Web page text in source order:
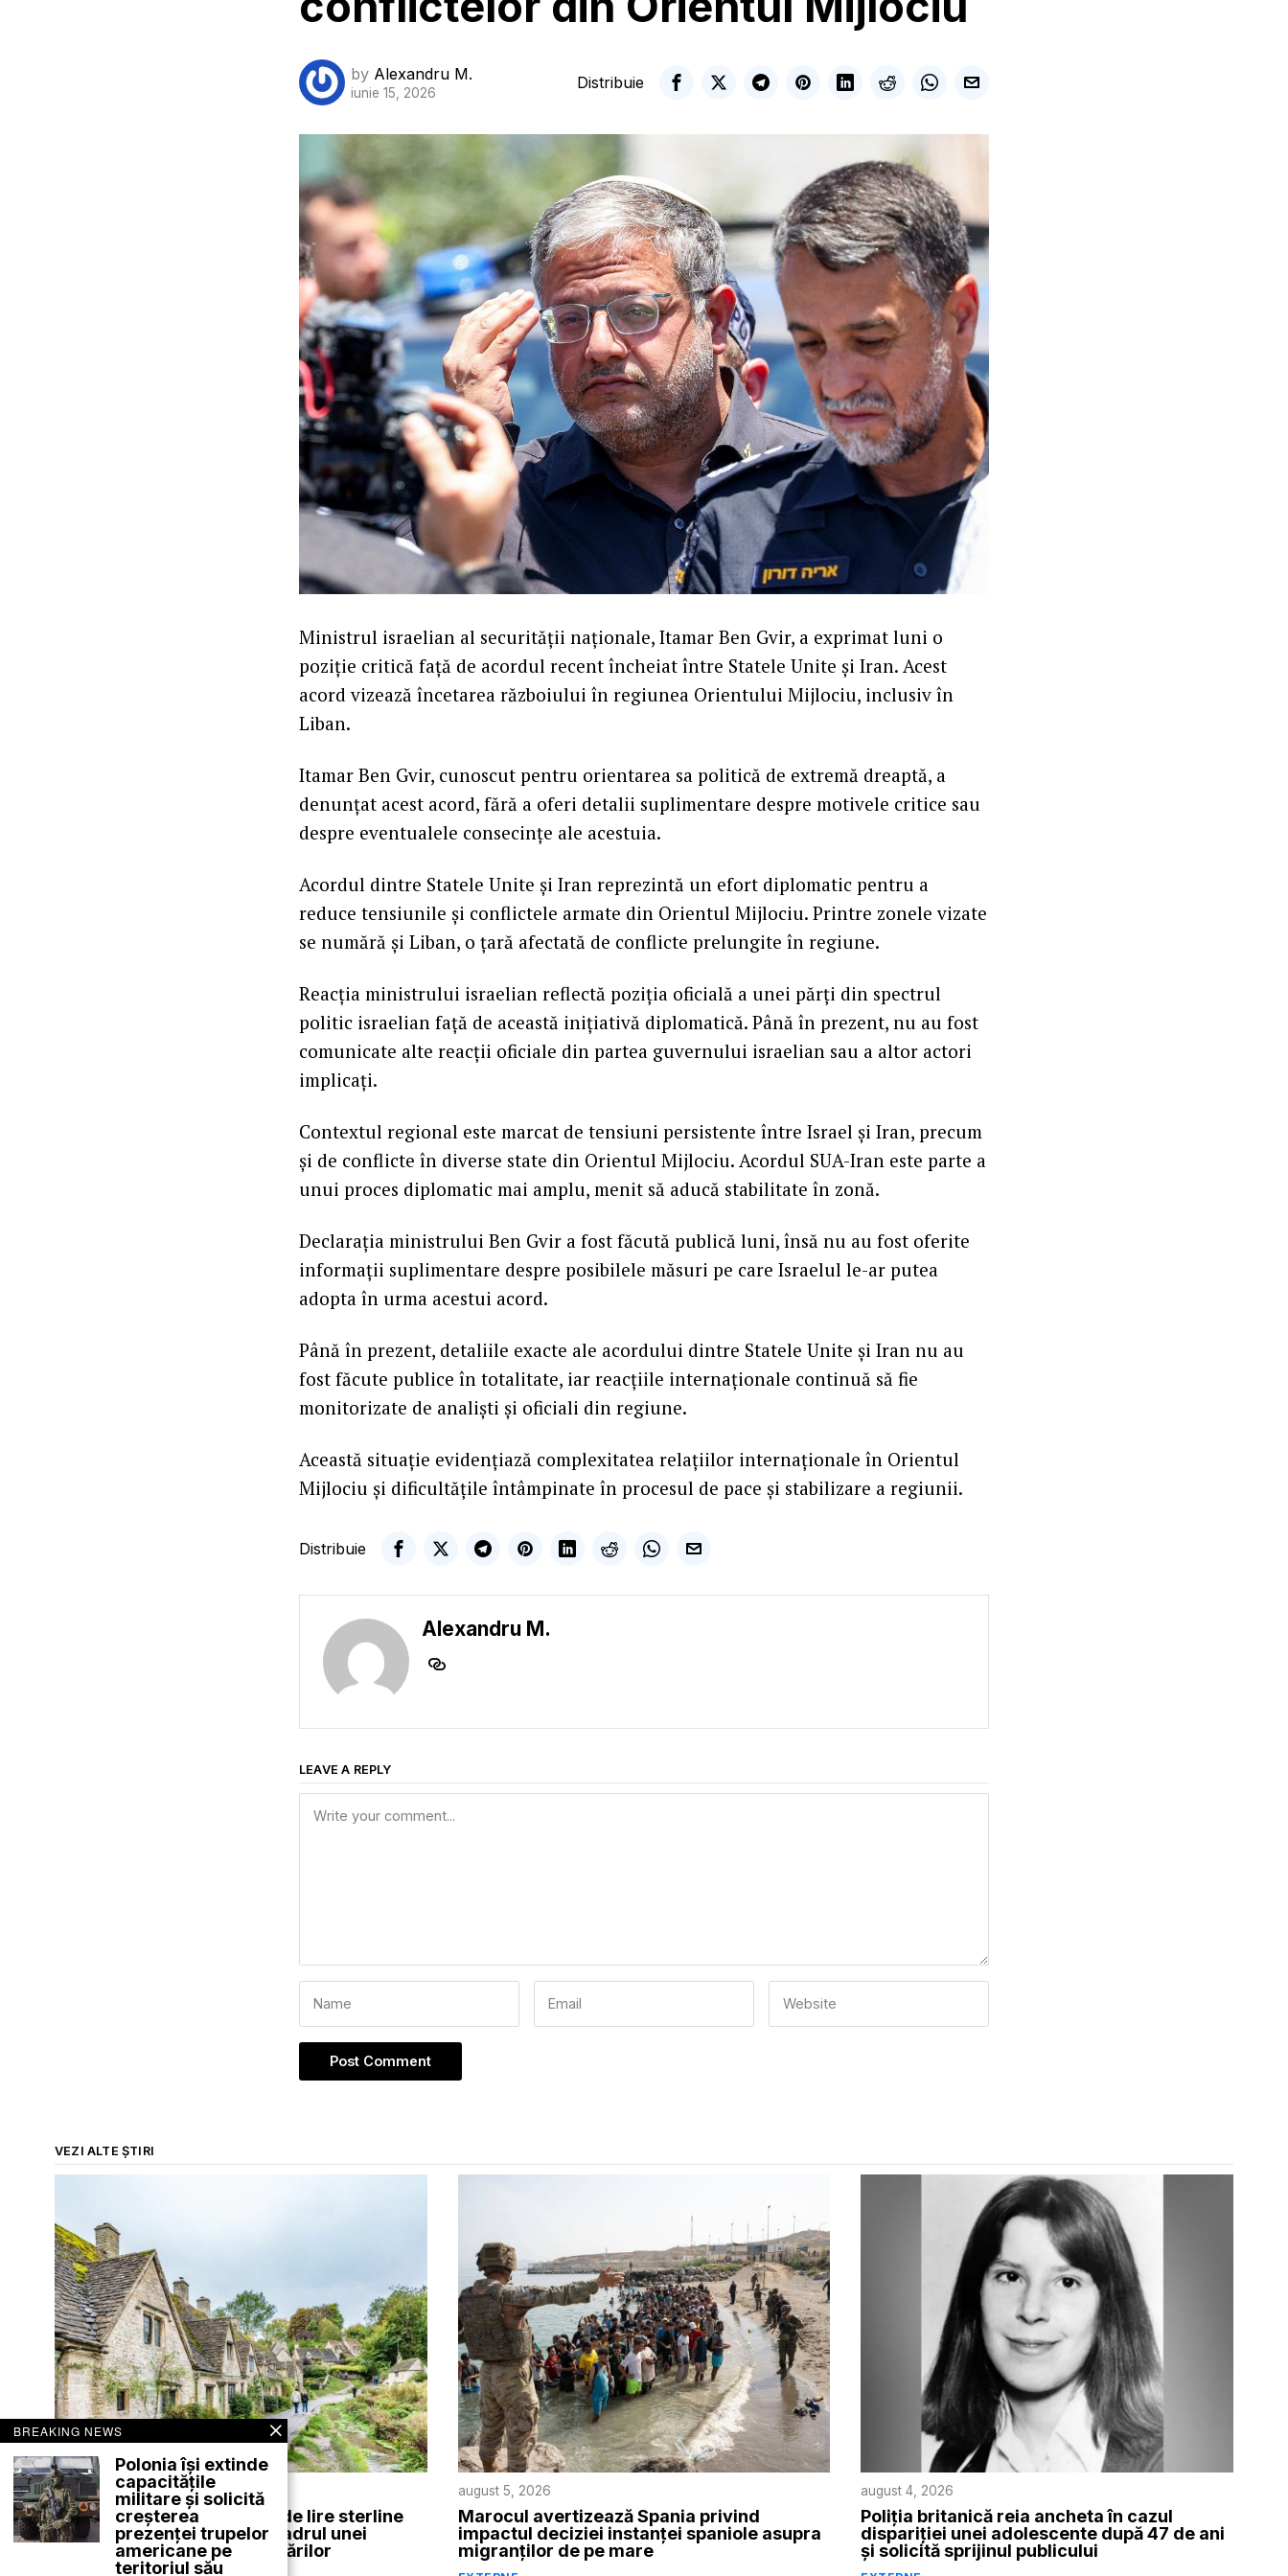
by Alexandru M.
iunie 15, 2026
Distribuie
Ministrul israelian al securităţii naţionale, Itamar Ben Gvir, a exprimat luni o
poziţie critică faţă de acordul recent încheiat între Statele Unite şi Iran. Acest
acord vizează încetarea războiului în regiunea Orientului Mijlociu, inclusiv în
Liban.
Itamar Ben Gvir, cunoscut pentru orientarea sa politică de extremă dreaptă, a
denunţat acest acord, fără a oferi detalii suplimentare despre motivele critice sau
despre eventualele consecinţe ale acestuia.
Acordul dintre Statele Unite şi Iran reprezintă un efort diplomatic pentru a
reduce tensiunile şi conflictele armate din Orientul Mijlociu. Printre zonele vizate
se numără şi Liban, o ţară afectată de conflicte prelungite în regiune.
Reacţia ministrului israelian reflectă poziţia oficială a unei părţi din spectrul
politic israelian faţă de această iniţiativă diplomatică. Până în prezent, nu au fost
comunicate alte reacţii oficiale din partea guvernului israelian sau a altor actori
implicaţi.
Contextul regional este marcat de tensiuni persistente între Israel şi Iran, precum
şi de conflicte în diverse state din Orientul Mijlociu. Acordul SUA-Iran este parte a
unui proces diplomatic mai amplu, menit să aducă stabilitate în zonă.
Declaraţia ministrului Ben Gvir a fost făcută publică luni, însă nu au fost oferite
informaţii suplimentare despre posibilele măsuri pe care Israelul le-ar putea
adopta în urma acestui acord.
Până în prezent, detaliile exacte ale acordului dintre Statele Unite şi Iran nu au
fost făcute publice în totalitate, iar reacţiile internaţionale continuă să fie
monitorizate de analişti şi oficiali din regiune.
Această situaţie evidenţiază complexitatea relaţiilor internaţionale în Orientul
Mijlociu şi dificultăţile întâmpinate în procesul de pace şi stabilizare a regiunii.
Distribuie
Alexandru M.
LEAVE A REPLY
VEZI ALTE ȘTIRI
august 5, 2026
Amenzi de până la 45.000 de lire sterline
aplicate în satul Bibury în cadrul unei
campanii de control al parcărilor
august 5, 2026
Marocul avertizează Spania privind
impactul deciziei instanței spaniole asupra
migranților de pe mare
august 4, 2026
Poliția britanică reia ancheta în cazul
dispariției unei adolescente după 47 de ani
și solicită sprijinul publicului
BREAKING NEWS
Polonia își extinde
capacitățile
militare și solicită
creșterea
prezenței trupelor
americane pe
teritoriul său